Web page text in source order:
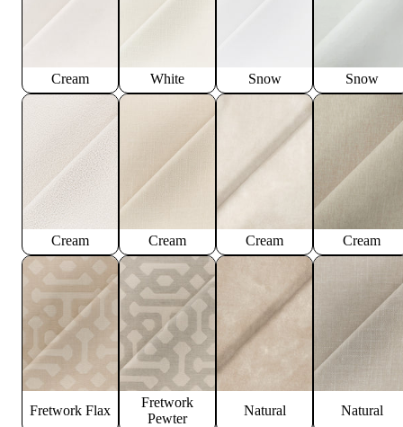
Cream White Snow Snow
Cream Cream Cream Cream
Fretwork Flax
Fretwork
Pewter
Natural Natural